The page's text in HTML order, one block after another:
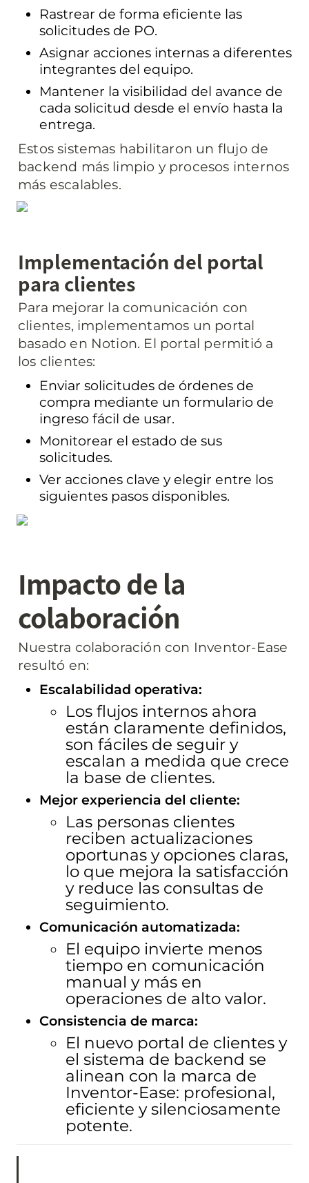
Rastrear de forma eficiente las
solicitudes de PO.
Asignar acciones internas a diferentes
integrantes del equipo.
Mantener la visibilidad del avance de
cada solicitud desde el envío hasta la
entrega.
Estos sistemas habilitaron un flujo de
backend más limpio y procesos internos
más escalables.
Implementación del portal
para clientes
Para mejorar la comunicación con
clientes, implementamos un portal
basado en Notion. El portal permitió a
los clientes:
Enviar solicitudes de órdenes de
compra mediante un formulario de
ingreso fácil de usar.
Monitorear el estado de sus
solicitudes.
Ver acciones clave y elegir entre los
siguientes pasos disponibles.
Impacto de la
colaboración
Nuestra colaboración con Inventor-Ease
resultó en:
Escalabilidad operativa:
Los flujos internos ahora
están claramente definidos,
son fáciles de seguir y
escalan a medida que crece
la base de clientes.
Mejor experiencia del cliente:
Las personas clientes
reciben actualizaciones
oportunas y opciones claras,
lo que mejora la satisfacción
y reduce las consultas de
seguimiento.
Comunicación automatizada:
El equipo invierte menos
tiempo en comunicación
manual y más en
operaciones de alto valor.
Consistencia de marca:
El nuevo portal de clientes y
el sistema de backend se
alinean con la marca de
Inventor-Ease: profesional,
eficiente y silenciosamente
potente.